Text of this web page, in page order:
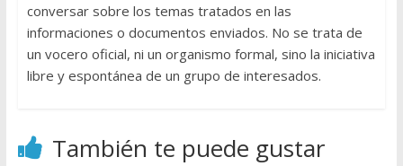
conversar sobre los temas tratados en las
informaciones o documentos enviados. No se trata de
un vocero oficial, ni un organismo formal, sino la iniciativa
libre y espontánea de un grupo de interesados.
También te puede gustar